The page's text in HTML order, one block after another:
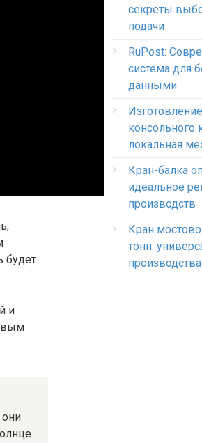
будет
и
секреты
подачи
RuPost:
система для
данными
консольного
локальная
Кран-балка
идеальное
производств
Кран
тонн:
производства